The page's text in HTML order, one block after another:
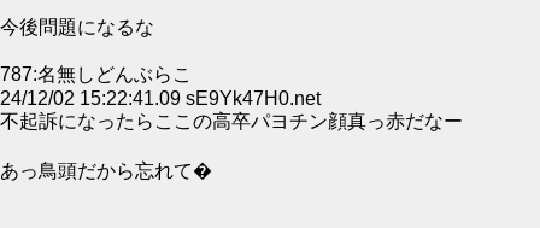
今後問題になるな
787:名無しどんぶらこ
24/12/02 15:22:41.09 sE9Yk47H0.net
不起訴になったらここの高卒パヨチン顔真っ赤だなー
あっ鳥頭だから忘れて�